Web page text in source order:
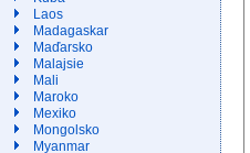
Laos
Madagaskar
Maďarsko
Malajsie
Mali
Maroko
Mexiko
Mongolsko
Myanmar